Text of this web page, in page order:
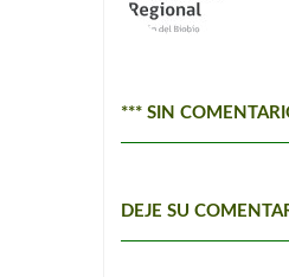
*** SIN
DEJE SU